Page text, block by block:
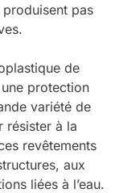
pas
de
protection
variété de
résister à la
revêtements
aux
liées à l’eau.